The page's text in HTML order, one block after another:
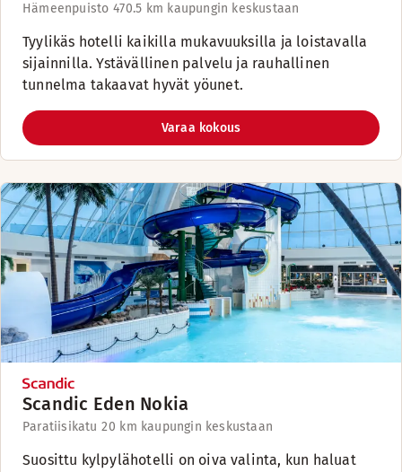
Hämeenpuisto 470.5 km kaupungin keskustaan
Tyylikäs hotelli kaikilla mukavuuksilla ja loistavalla
sijainnilla. Ystävällinen palvelu ja rauhallinen
tunnelma takaavat hyvät yöunet.
Varaa kokous
Scandic Eden Nokia
Paratiisikatu 20 km kaupungin keskustaan
Suosittu kylpylähotelli on oiva valinta, kun haluat